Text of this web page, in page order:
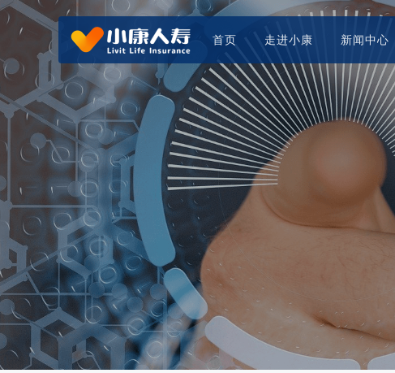
首页 走进小康 新闻中心